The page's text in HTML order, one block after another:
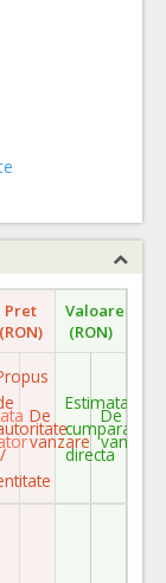
Pret
(RON)
Valoare
(RON)
/
De
vanzare
Estimata
cumparare
directa
De
vanzare